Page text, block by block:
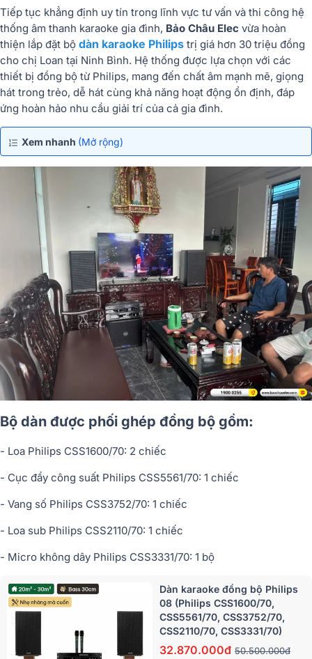
Tiếp tục khẳng định uy tín trong lĩnh vực tư vấn và thi công hệ
thống âm thanh karaoke gia đình, Bảo Châu Elec vừa hoàn
thiện lắp đặt bộ dàn karaoke Philips trị giá hơn 30 triệu đồng
cho chị Loan tại Ninh Bình. Hệ thống được lựa chọn với các
thiết bị đồng bộ từ Philips, mang đến chất âm mạnh mẽ, giọng
hát trong trẻo, dễ hát cùng khả năng hoạt động ổn định, đáp
ứng hoàn hảo nhu cầu giải trí của cả gia đình.
Xem nhanh (Mở rộng)
Bộ dàn được phối ghép đồng bộ gồm:
- Loa Philips CSS1600/70: 2 chiếc
- Cục đẩy công suất Philips CSS5561/70: 1 chiếc
- Vang số Philips CSS3752/70: 1 chiếc
- Loa sub Philips CSS2110/70: 1 chiếc
- Micro không dây Philips CSS3331/70: 1 bộ
Dàn karaoke đồng bộ Philips
08 (Philips CSS1600/70,
CSS5561/70, CSS3752/70,
CSS2110/70, CSS3331/70)
32.870.000đ 50.500.000đ